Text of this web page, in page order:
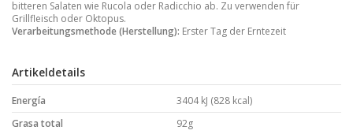
bitteren Salaten wie Rucola oder Radicchio ab. Zu verwenden für
Grillfleisch oder Oktopus.
Verarbeitungsmethode (Herstellung): Erster Tag der Erntezeit
Artikeldetails
Energía
3404 kJ (828 kcal)
Grasa total
92g